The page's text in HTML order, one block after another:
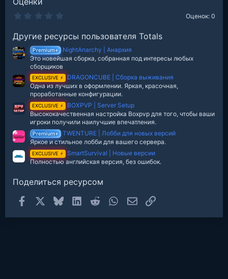
0
з
в
е
д
Оценок: 0
Другие ресурсы пользователя Totals
Premium+
NightAnarchy | Анархия
Это новейшая сборка, собранная под интересы любых
сборщиков
EXCLUSIVE ⚡
DRAGONCUBE | Сборка выживания
Одна из лучших в оформлении. Яркая, красочная,
проработанные конфигурации.
EXCLUSIVE ⚡
BOXPVP | Server Setup
Высококачественная настройка Boxpvp для того, чтобы ваши
игроки получили наилучшие впечатления.
Premium+
TWENTURE | Лобби для новых версий
Яркое и стильное лобби для вашего сервера.
EXCLUSIVE ⚡
SmartSurvival | Новые версии
Полностью английская версия, без ошибок.
Поделиться ресурсом
Facebook Bluesky LinkedInReddit WhatsAppЭлектронная почта
Ссылка